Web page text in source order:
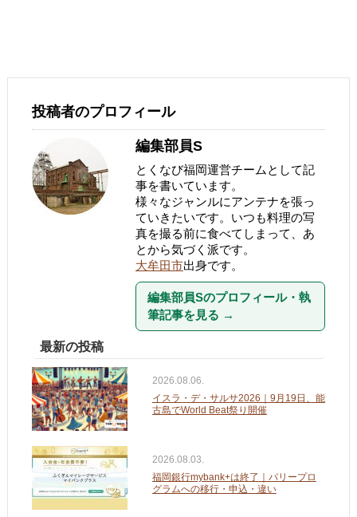
投稿者のプロフィール
編集部員S
とくなび福岡運営チームとして記
事を書いています。
様々なジャンルにアンテナを張っ
ていきたいです。いつも料理の写
真を撮る前に食べてしまって、あ
とから気づく派です。
大牟田市出身です。
編集部員Sのプロフィール・執
筆記事を見る →
最新の投稿
2026.08.06.
イスラ・デ・サルサ2026｜9月19日、能
古島でWorld Beat祭り開催
2026.08.03.
福岡銀行mybank+は終了｜バリープロ
グラムへの移行・申込・違い